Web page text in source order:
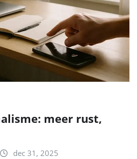
meer rust,
dec 31, 2025